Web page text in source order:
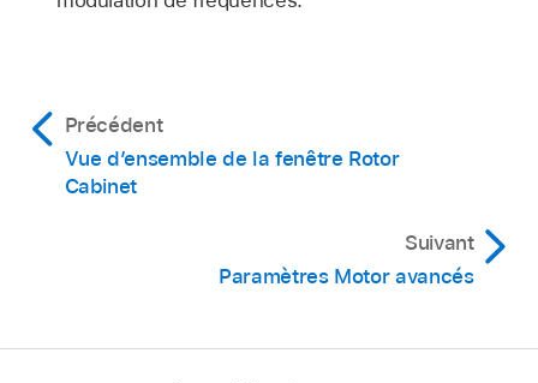
Précédent
Vue d’ensemble de la fenêtre Rotor
Cabinet
Suivant
Paramètres Motor avancés